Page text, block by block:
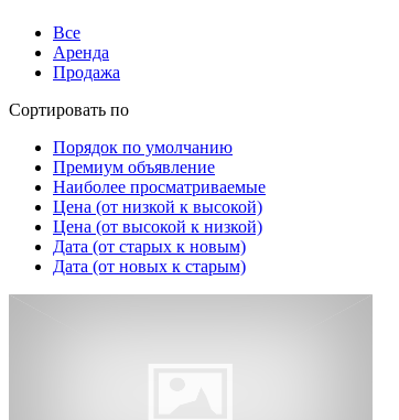
Все
Аренда
Продажа
Сортировать по
Порядок по умолчанию
Премиум объявление
Наиболее просматриваемые
Цена (от низкой к высокой)
Цена (от высокой к низкой)
Дата (от старых к новым)
Дата (от новых к старым)